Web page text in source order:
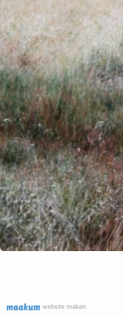
website maken